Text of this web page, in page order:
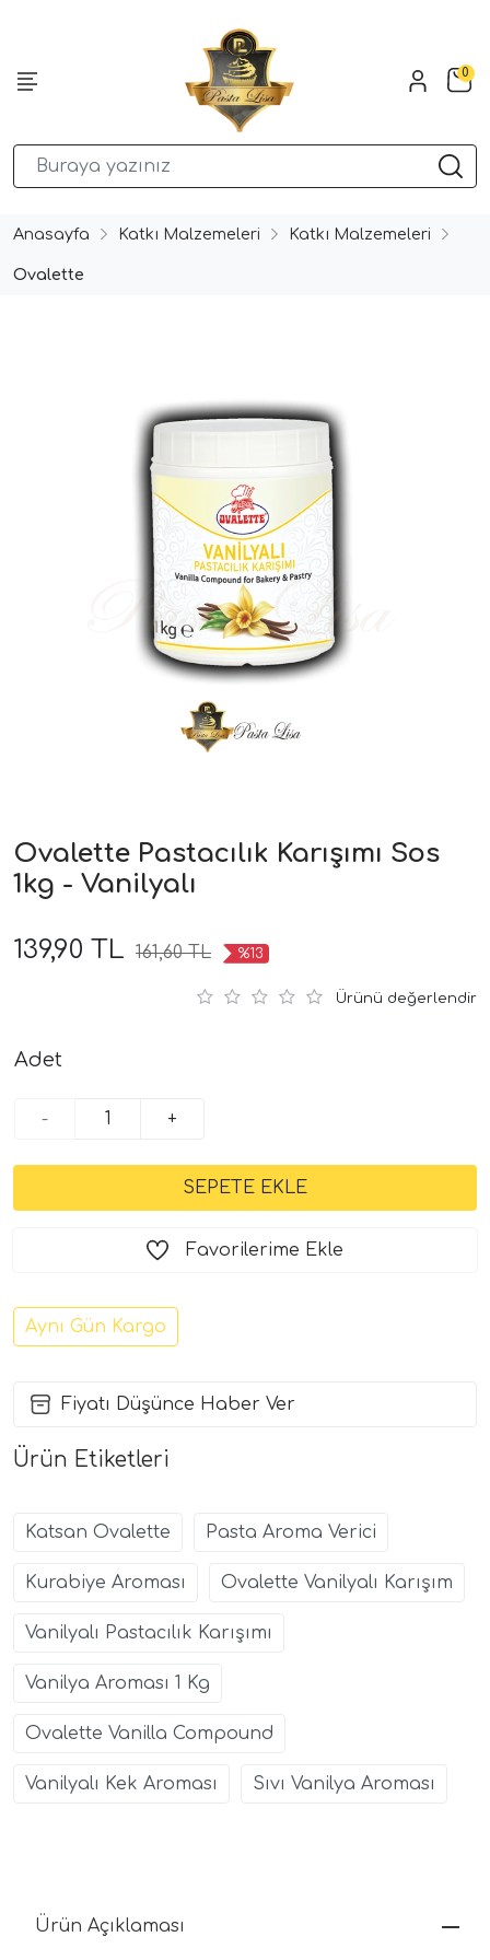
0
Anasayfa Katkı Malzemeleri Katkı Malzemeleri
Ovalette
Ovalette Pastacılık Karışımı Sos
1kg - Vanilyalı
139,90 TL 161,60 TL %13
Ürünü değerlendir
Adet
- +
Favorilerime Ekle
Aynı Gün Kargo
Fiyatı Düşünce Haber Ver
Ürün Etiketleri
Katsan Ovalette Pasta Aroma Verici
Kurabiye Aroması Ovalette Vanilyalı Karışım
Vanilyalı Pastacılık Karışımı
Vanilya Aroması 1 Kg
Ovalette Vanilla Compound
Vanilyalı Kek Aroması Sıvı Vanilya Aroması
Ürün Açıklaması